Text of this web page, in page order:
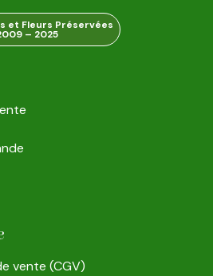
et Fleurs Préservées
– 2025
vente (CGV)